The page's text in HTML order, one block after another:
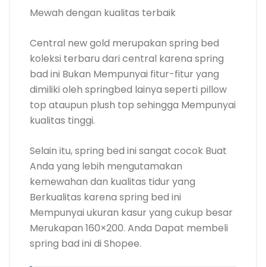
Mewah dengan kualitas terbaik
Central new gold merupakan spring bed
koleksi terbaru dari central karena spring
bad ini Bukan Mempunyai fitur-fitur yang
dimiliki oleh springbed lainya seperti pillow
top ataupun plush top sehingga Mempunyai
kualitas tinggi.
Selain itu, spring bed ini sangat cocok Buat
Anda yang lebih mengutamakan
kemewahan dan kualitas tidur yang
Berkualitas karena spring bed ini
Mempunyai ukuran kasur yang cukup besar
Merukapan 160×200. Anda Dapat membeli
spring bad ini di Shopee.